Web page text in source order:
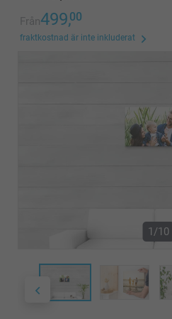
Från499,00
fraktkostnad är inte inkluderat
1/10